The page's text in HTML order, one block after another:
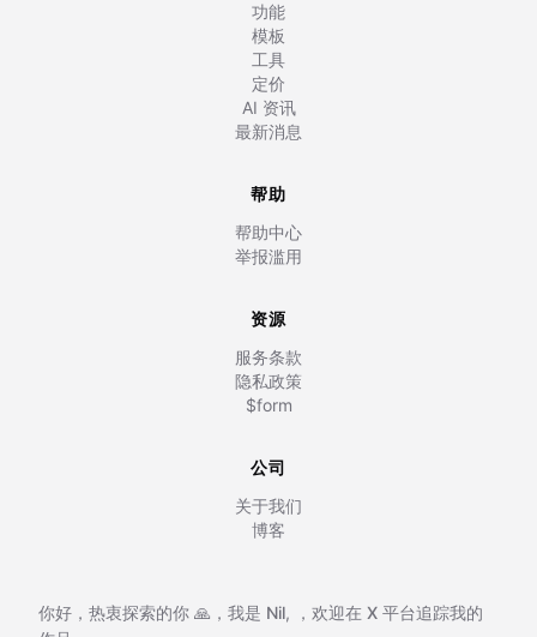
功能
模板
工具
定价
AI 资讯
最新消息
帮助
帮助中心
举报滥用
资源
服务条款
隐私政策
$form
公司
关于我们
博客
你好，热衷探索的你 🙏，我是 Nil, ，欢迎在 X 平台追踪我的